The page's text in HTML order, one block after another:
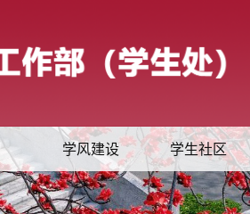
学风建设 学生社区